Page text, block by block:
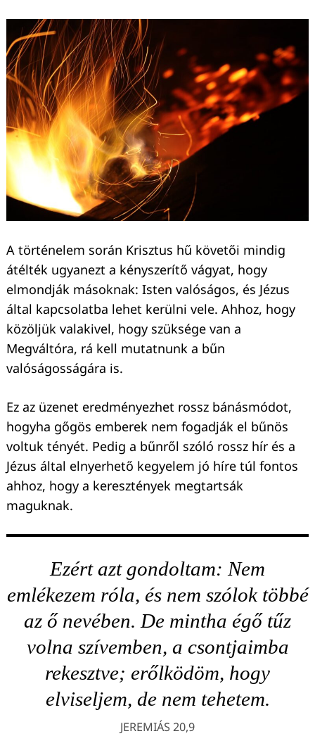
A történelem során Krisztus hű követői mindig
átélték ugyanezt a kényszerítő vágyat, hogy
elmondják másoknak: Isten valóságos, és Jézus
által kapcsolatba lehet kerülni vele. Ahhoz, hogy
közöljük valakivel, hogy szüksége van a
Megváltóra, rá kell mutatnunk a bűn
valóságosságára is.
Ez az üzenet eredményezhet rossz bánásmódot,
hogyha gőgös emberek nem fogadják el bűnös
voltuk tényét. Pedig a bűnről szóló rossz hír és a
Jézus által elnyerhető kegyelem jó híre túl fontos
ahhoz, hogy a keresztények megtartsák
maguknak.
Ezért azt gondoltam: Nem
emlékezem róla, és nem szólok többé
az ő nevében. De mintha égő tűz
volna szívemben, a csontjaimba
rekesztve; erőlködöm, hogy
elviseljem, de nem tehetem.
JEREMIÁS 20,9
Keresés: